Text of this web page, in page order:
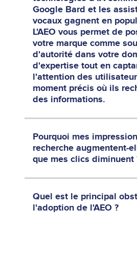
Google Bard et les
vocaux gagnent en
L'AEO vous permet de
votre marque comme
d'autorité dans votre
d'expertise tout en
l'attention des
moment précis où ils
des informations.
Pourquoi mes
recherche augmentent-
que mes clics diminuent
Quel est le principal
l'adoption de l'AEO ?